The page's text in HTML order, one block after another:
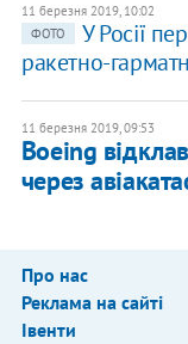
11 березня 2019, 10:02
ФОТО
У Росії
ракетно-
11 березня 2019, 09:53
Boeing
через
Про нас
Реклама на сайті
Івенти